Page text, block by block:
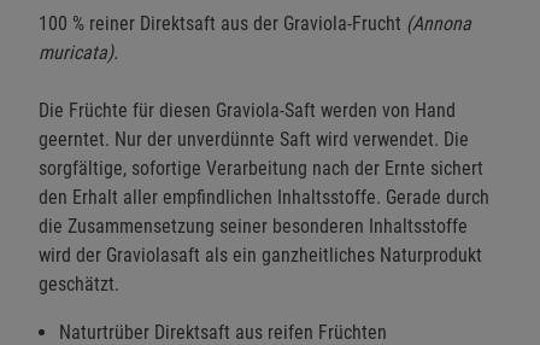
100 % reiner Direktsaft aus der Graviola-Frucht (Annona
muricata).
Die Früchte für diesen Graviola-Saft werden von Hand
geerntet. Nur der unverdünnte Saft wird verwendet. Die
sorgfältige, sofortige Verarbeitung nach der Ernte sichert
den Erhalt aller empfindlichen Inhaltsstoffe. Gerade durch
die Zusammensetzung seiner besonderen Inhaltsstoffe
wird der Graviolasaft als ein ganzheitliches Naturprodukt
geschätzt.
Naturtrüber Direktsaft aus reifen Früchten